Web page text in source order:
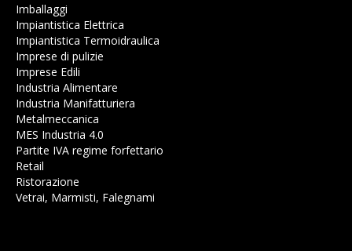
Imballaggi
Impiantistica Elettrica
Impiantistica Termoidraulica
Imprese di pulizie
Imprese Edili
Industria Alimentare
Industria Manifatturiera
Metalmeccanica
MES Industria 4.0
Partite IVA regime forfettario
Retail
Ristorazione
Vetrai, Marmisti, Falegnami